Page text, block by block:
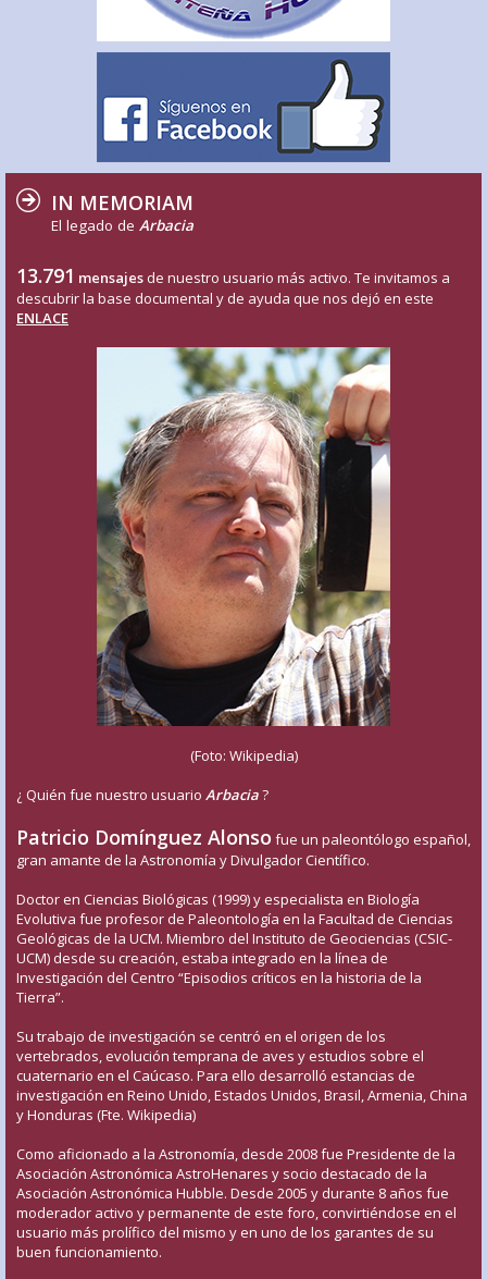
IN MEMORIAM
El legado de Arbacia
13.791 mensajes de nuestro usuario más activo. Te invitamos a
descubrir la base documental y de ayuda que nos dejó en este
ENLACE
(Foto: Wikipedia)
¿ Quién fue nuestro usuario Arbacia?
Patricio Domínguez Alonso fue un paleontólogo español,
gran amante de la Astronomía y Divulgador Científico.
Doctor en Ciencias Biológicas (1999) y especialista en Biología
Evolutiva fue profesor de Paleontología en la Facultad de Ciencias
Geológicas de la UCM. Miembro del Instituto de Geociencias (CSIC-
UCM) desde su creación, estaba integrado en la línea de
Investigación del Centro “Episodios críticos en la historia de la
Tierra”.
Su trabajo de investigación se centró en el origen de los
vertebrados, evolución temprana de aves y estudios sobre el
cuaternario en el Caúcaso. Para ello desarrolló estancias de
investigación en Reino Unido, Estados Unidos, Brasil, Armenia, China
y Honduras (Fte. Wikipedia)
Como aficionado a la Astronomía, desde 2008 fue Presidente de la
Asociación Astronómica AstroHenares y socio destacado de la
Asociación Astronómica Hubble. Desde 2005 y durante 8 años fue
moderador activo y permanente de este foro, convirtiéndose en el
usuario más prolífico del mismo y en uno de los garantes de su
buen funcionamiento.